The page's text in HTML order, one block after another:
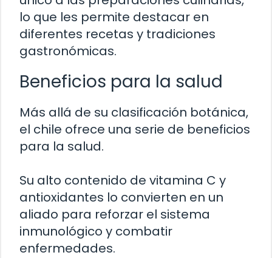
lo que les permite destacar en
diferentes recetas y tradiciones
gastronómicas.
Beneficios para la salud
Más allá de su clasificación botánica,
el chile ofrece una serie de beneficios
para la salud.
Su alto contenido de vitamina C y
antioxidantes lo convierten en un
aliado para reforzar el sistema
inmunológico y combatir
enfermedades.